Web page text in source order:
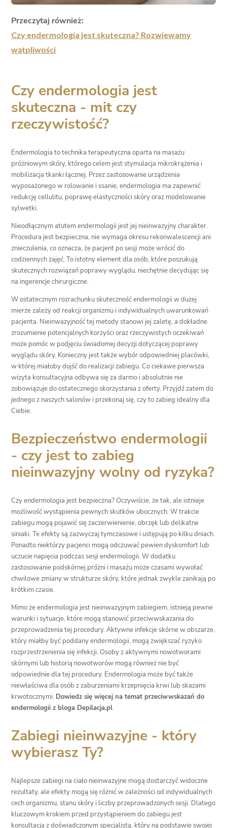
Przeczytaj również:
Czy endermologia jest skuteczna? Rozwiewamy
wątpliwości
Czy endermologia jest
skuteczna - mit czy
rzeczywistość?
Endermologia to technika terapeutyczna oparta na masażu
próżniowym skóry, którego celem jest stymulacja mikrokrążenia i
mobilizacja tkanki łącznej. Przez zastosowanie urządzenia
wyposażonego w rolowanie i ssanie, endermologia ma zapewnić
redukcję cellulitu, poprawę elastyczności skóry oraz modelowanie
sylwetki.
Nieodłącznym atutem endermologii jest jej nieinwazyjny charakter.
Procedura jest bezpieczna, nie wymaga okresu rekonwalescencji ani
znieczulenia, co oznacza, że pacjent po sesji może wrócić do
codziennych zajęć. To istotny element dla osób, które poszukują
skutecznych rozwiązań poprawy wyglądu, niechętnie decydując się
na ingerencje chirurgiczne.
W ostatecznym rozrachunku skuteczność endermologii w dużej
mierze zależy od reakcji organizmu i indywidualnych uwarunkowań
pacjenta. Nieinwazyjność tej metody stanowi jej zaletę, a dokładne
zrozumienie potencjalnych korzyści oraz rzeczywistych oczekiwań
może pomóc w podjęciu świadomej decyzji dotyczącej poprawy
wyglądu skóry. Konieczny jest także wybór odpowiedniej placówki,
w której miałoby dojść do realizacji zabiegu. Co ciekawe pierwsza
wizyta konsultacyjna odbywa się za darmo i absolutnie nie
zobowiązuje do ostatecznego skorzystania z oferty. Przyjdź zatem do
jednego z naszych salonów i przekonaj się, czy to zabieg idealny dla
Ciebie.
Bezpieczeństwo endermologii
- czy jest to zabieg
nieinwazyjny wolny od ryzyka?
Czy endermologia jest bezpieczna? Oczywiście, że tak, ale istnieje
możliwość wystąpienia pewnych skutków ubocznych. W trakcie
zabiegu mogą pojawić się zaczerwienienie, obrzęk lub delikatne
siniaki. Te efekty są zazwyczaj tymczasowe i ustępują po kilku dniach.
Ponadto niektórzy pacjenci mogą odczuwać pewien dyskomfort lub
uczucie napięcia podczas sesji endermologii. W dodatku
zastosowanie podskórnej próżni i masażu może czasami wywołać
chwilowe zmiany w strukturze skóry, które jednak zwykle zanikają po
krótkim czasie.
Mimo że endermologia jest nieinwazyjnym zabiegiem, istnieją pewne
warunki i sytuacje, które mogą stanowić przeciwwskazania do
przeprowadzenia tej procedury. Aktywne infekcje skórne w obszarze,
który miałby być poddany endermologii, mogą zwiększać ryzyko
rozprzestrzenienia się infekcji. Osoby z aktywnymi nowotworami
skórnymi lub historią nowotworów mogą również nie być
odpowiednie dla tej procedury. Endermologia może być także
niewłaściwa dla osób z zaburzeniami krzepnięcia krwi lub skazami
krwotocznymi. Dowiedz się więcej na temat przeciwwskazań do
endermologii z bloga Depilacja.pl
Zabiegi nieinwazyjne - który
wybierasz Ty?
Najlepsze zabiegi na ciało nieinwazyjne mogą dostarczyć widoczne
rezultaty, ale efekty mogą się różnić w zależności od indywidualnych
cech organizmu, stanu skóry i liczby przeprowadzonych sesji. Dlatego
kluczowym krokiem przed przystąpieniem do zabiegu jest
konsultacja z doświadczonym specjalistą, który na podstawie swojej